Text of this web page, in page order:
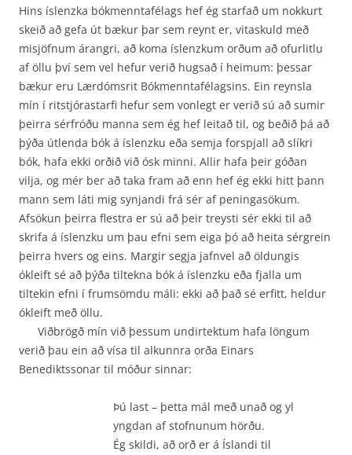
Hins íslenzka bókmenntafélags hef ég starfað um nokkurt
skeið að gefa út bækur þar sem reynt er, vitaskuld með
misjöfnum árangri, að koma íslenzkum orðum að ofurlitlu
af öllu því sem vel hefur verið hugsað í heimum: þessar
bækur eru Lærdómsrit Bókmennta­félagsins. Ein reynsla
mín í ritstjórastarfi hefur sem vonlegt er verið sú að sumir
þeirra sérfróðu manna sem ég hef leitað til, og beðið þá að
þýða útlenda bók á íslenzku eða semja forspjall að slíkri
bók, hafa ekki orðið við ósk minni. Allir hafa þeir góðan
vilja, og mér ber að taka fram að enn hef ég ekki hitt þann
mann sem láti mig synjandi frá sér af peningasökum.
Afsökun þeirra flestra er sú að þeir treysti sér ekki til að
skrifa á íslenzku um þau efni sem eiga þó að heita sérgrein
þeirra hvers og eins. Margir segja jafnvel að öldungis
ókleift sé að þýða tiltekna bók á íslenzku eða fjalla um
tiltekin efni í frumsömdu máli: ekki að það sé erfitt, heldur
ókleift með öllu.
Viðbrögð mín við þessum undirtektum hafa löngum
verið þau ein að vísa til alkunnra orða Einars
Benediktssonar til móður sinnar:
Þú last – þetta mál með unað og yl
yngdan af stofnunum hörðu.
Ég skildi, að orð er á Íslandi til